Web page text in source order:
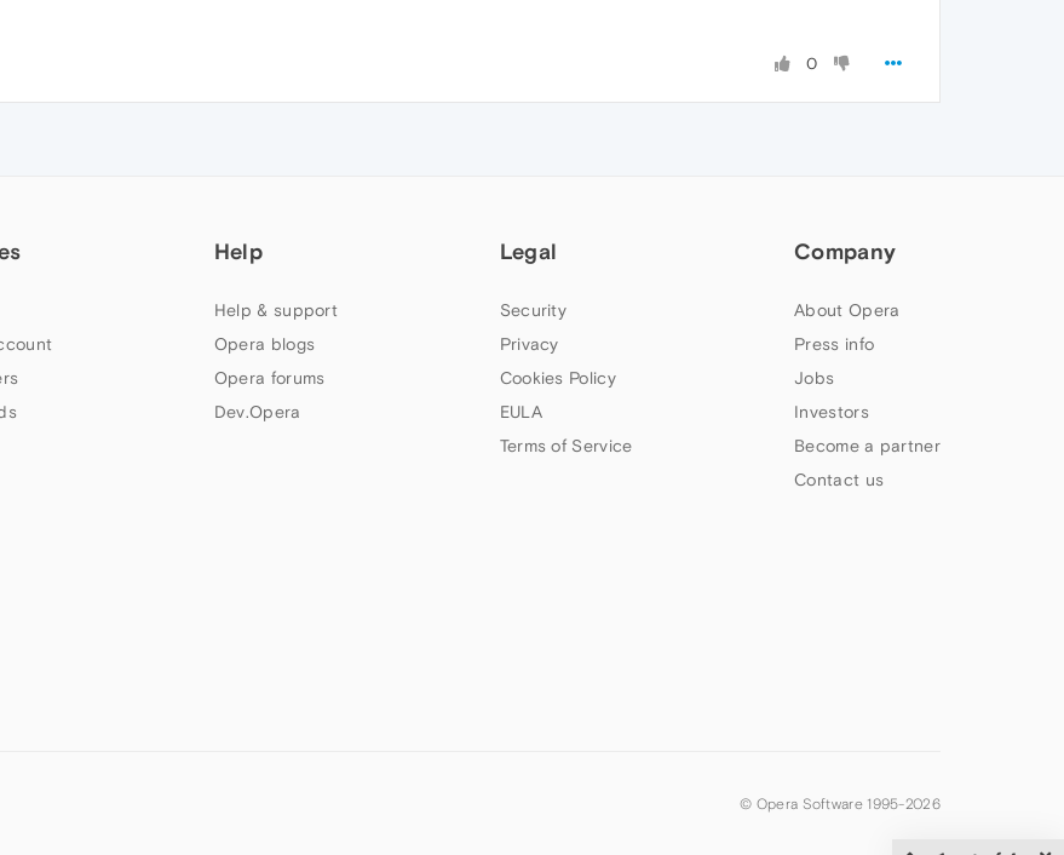
0
Help
Help & support
Opera blogs
Opera forums
Dev.Opera
Legal
Security
Privacy
Cookies Policy
EULA
Terms of Service
Company
About Opera
Press info
Jobs
Investors
Become a partner
Contact us
© Opera Software 1995-2026